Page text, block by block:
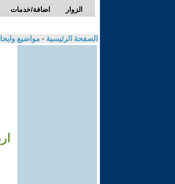
اضافة/خدمات الزوار
الصفحة الرئيسية - مواضيع